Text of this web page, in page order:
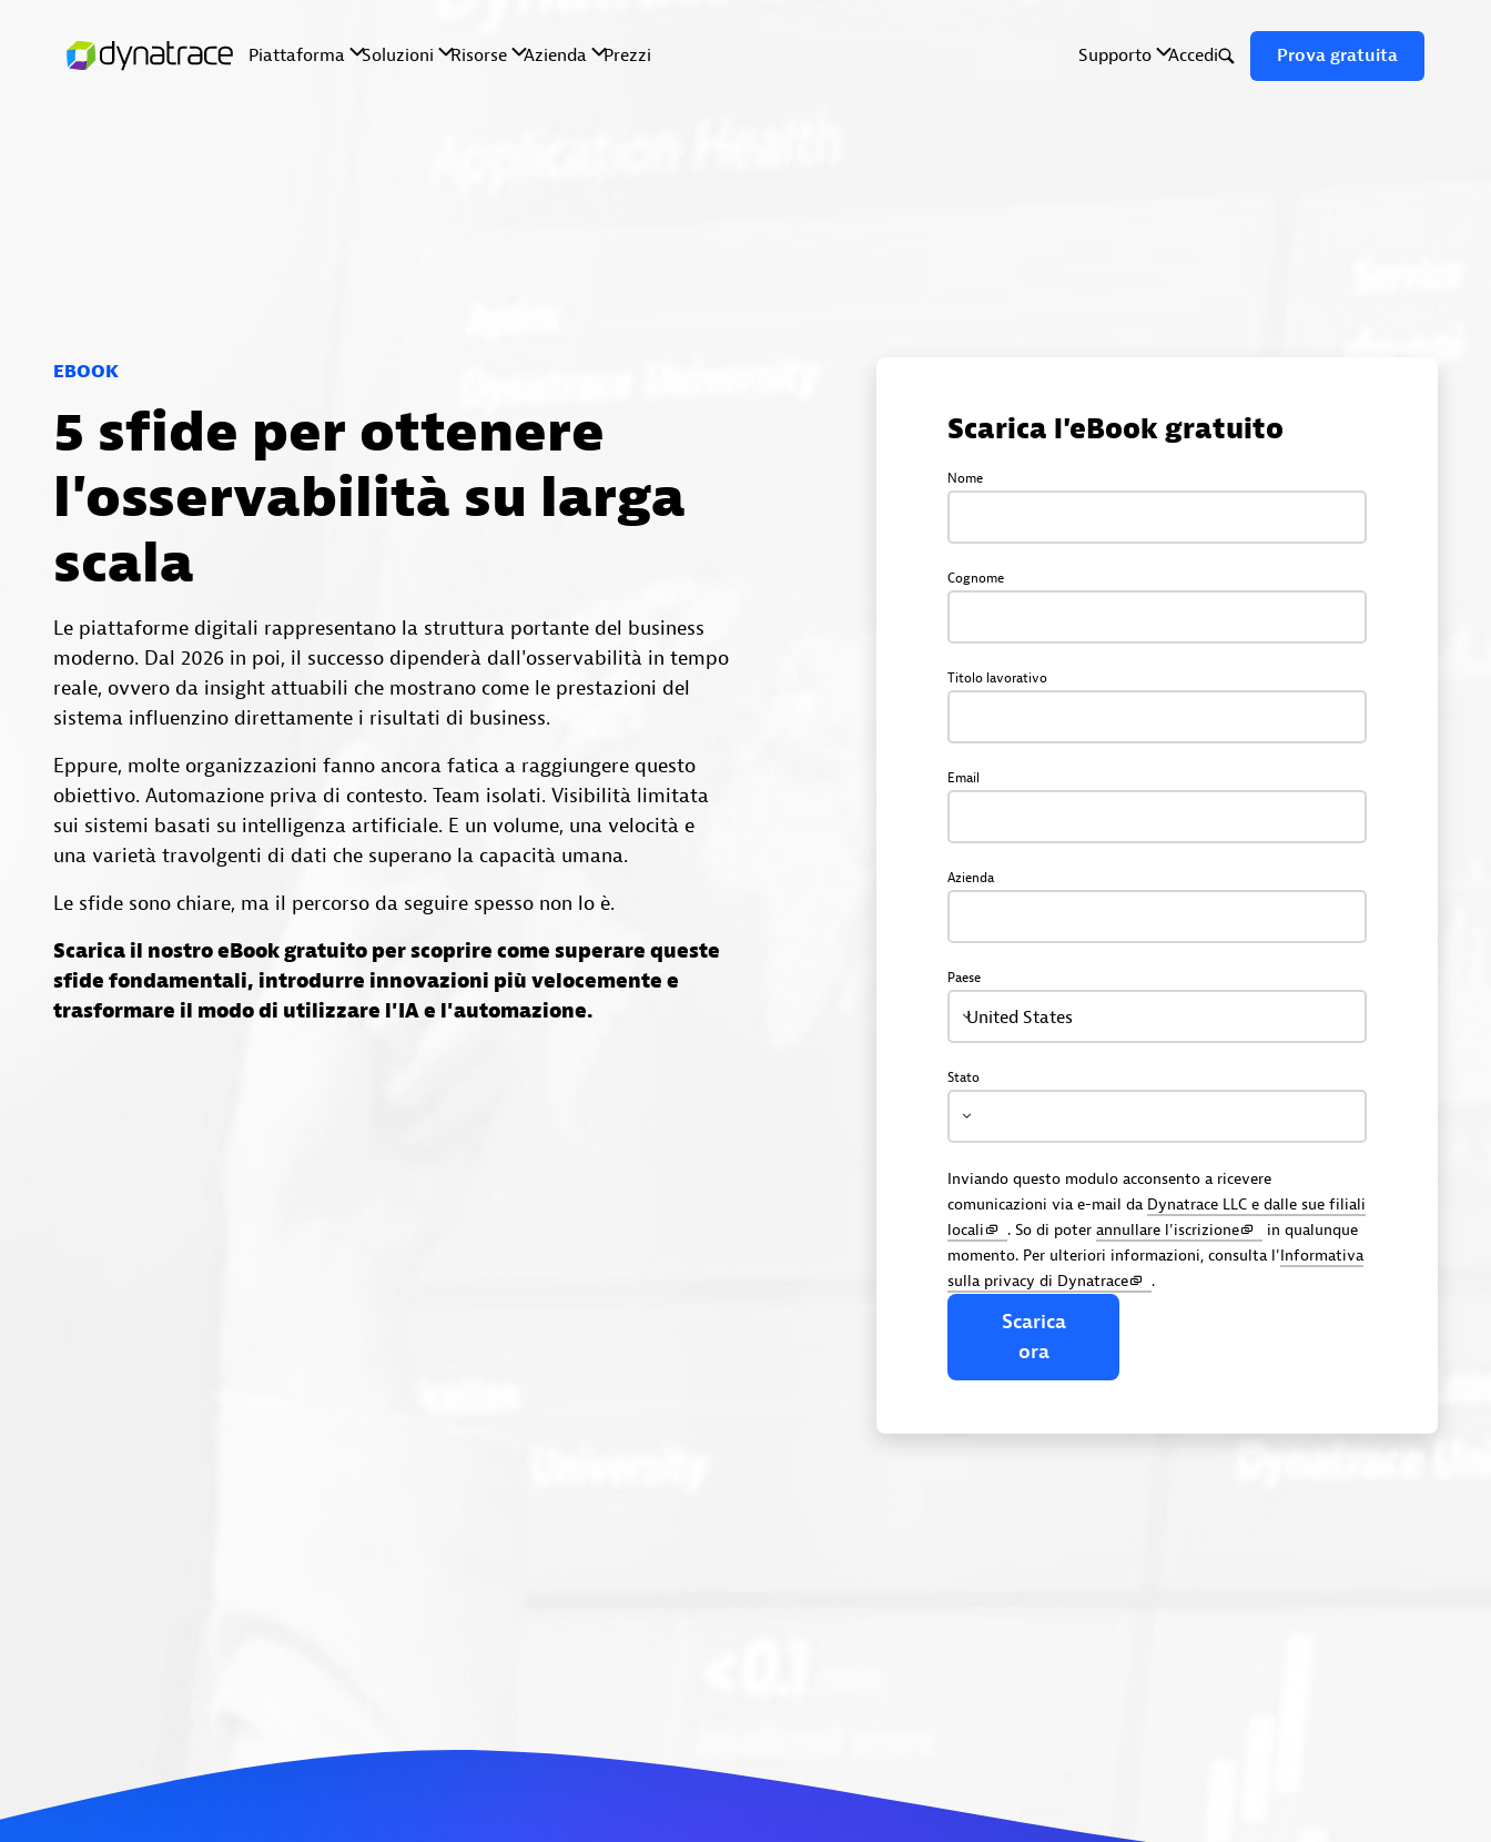
EBOOK
5 sfide per ottenere
l'osservabilità su larga
scala
Le piattaforme digitali rappresentano la struttura portante del business
moderno. Dal 2026 in poi, il successo dipenderà dall'osservabilità in tempo
reale, ovvero da insight attuabili che mostrano come le prestazioni del
sistema influenzino direttamente i risultati di business.
Eppure, molte organizzazioni fanno ancora fatica a raggiungere questo
obiettivo. Automazione priva di contesto. Team isolati. Visibilità limitata
sui sistemi basati su intelligenza artificiale. E un volume, una velocità e
una varietà travolgenti di dati che superano la capacità umana.
Le sfide sono chiare, ma il percorso da seguire spesso non lo è.
Scarica il nostro eBook gratuito per scoprire come superare queste
sfide fondamentali, introdurre innovazioni più velocemente e
trasformare il modo di utilizzare l'IA e l'automazione.
Scarica l'eBook gratuito
Nome
Cognome
Titolo lavorativo
Email
Azienda
Paese
United States
Stato
Inviando questo modulo acconsento a ricevere
comunicazioni via e-mail da Dynatrace LLC e dalle sue filiali
locali
. So di poter annullare l'iscrizione
in qualunque
momento. Per ulteriori informazioni, consulta l'Informativa
sulla privacy di Dynatrace
.
Scarica
ora